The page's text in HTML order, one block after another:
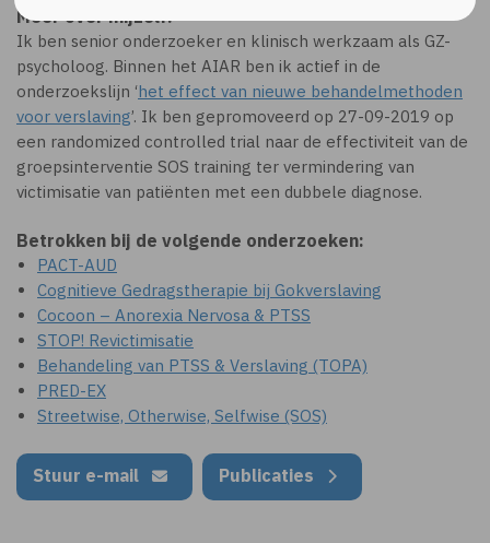
Meer over mijzelf:
Ik ben senior onderzoeker en klinisch werkzaam als GZ-
psycholoog. Binnen het AIAR ben ik actief in de
onderzoekslijn ‘het effect van nieuwe behandelmethoden
voor verslaving’. Ik ben gepromoveerd op 27-09-2019 op
een randomized controlled trial naar de effectiviteit van de
groepsinterventie SOS training ter vermindering van
victimisatie van patiënten met een dubbele diagnose.
Betrokken bij de volgende onderzoeken:
PACT-AUD
Cognitieve Gedragstherapie bij Gokverslaving
Cocoon – Anorexia Nervosa & PTSS
STOP! Revictimisatie
Behandeling van PTSS & Verslaving (TOPA)
PRED-EX
Streetwise, Otherwise, Selfwise (SOS)
Stuur e-mail Publicaties